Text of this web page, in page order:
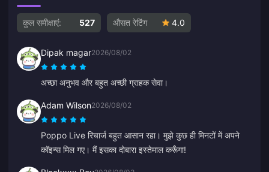
कुल समीक्षाएं: 527 औसत रेटिंग 4.0
Dipak magar2026/08/02
अच्छा अनुभव और बहुत अच्छी ग्राहक सेवा।
Adam Wilson2026/08/02
Poppo Live रिचार्ज बहुत आसान रहा। मुझे कुछ ही मिनटों में अपने
कॉइन्स मिल गए। मैं इसका दोबारा इस्तेमाल करूँगा!